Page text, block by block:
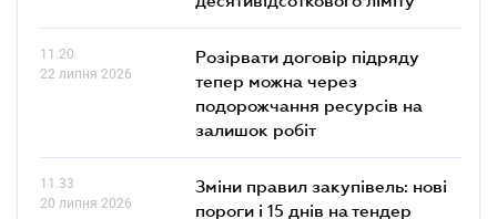
11.20
22 липня 2026
Розірвати договір підряду
тепер можна через
подорожчання ресурсів на
залишок робіт
11.33
20 липня 2026
Зміни правил закупівель: нові
пороги і 15 днів на тендер